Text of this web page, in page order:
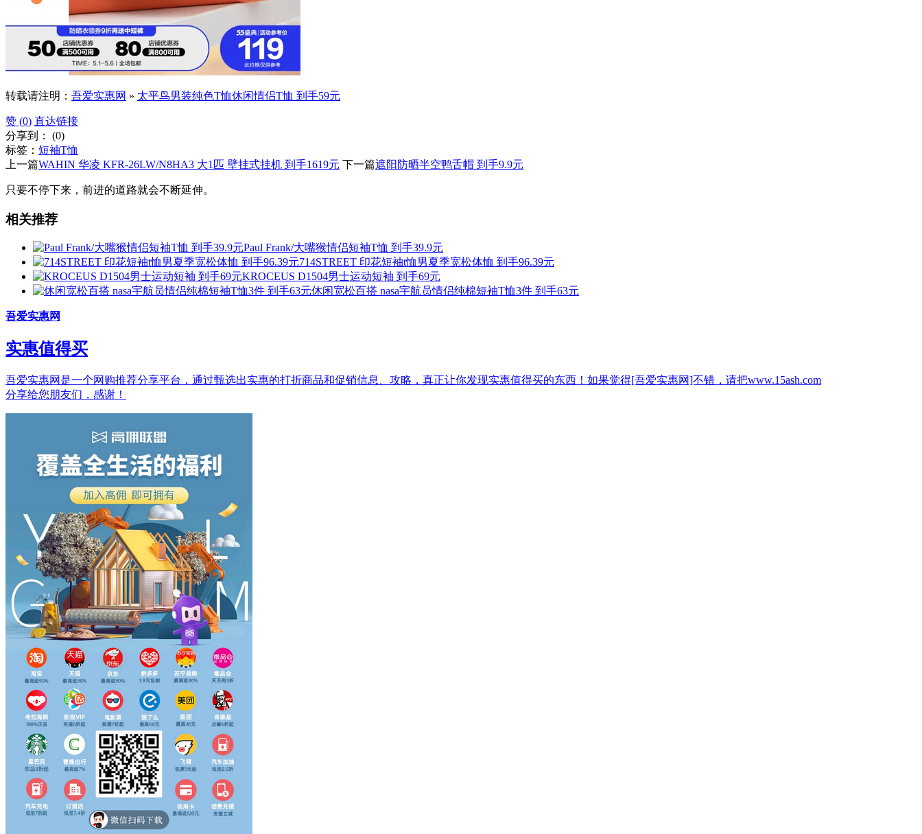
转载请注明： 吾爱实惠网 » 太平鸟男装纯色T恤休闲情侣T恤 到手59元
赞 (0) 直达链接
分享到： (0)
标签： 短袖T恤
上一篇WAHIN 华凌 KFR-26LW/N8HA3 大1匹 壁挂式挂机 到手1619元 下一篇遮阳防晒半空鸭舌帽 到手9.9元
只要不停下来，前进的道路就会不断延伸。
相关推荐
Paul Frank/大嘴猴情侣短袖T恤 到手39.9元
714STREET 印花短袖t恤男夏季宽松体恤 到手96.39元
KROCEUS D1504男士运动短袖 到手69元
休闲宽松百搭 nasa宇航员情侣纯棉短袖T恤3件 到手63元
吾爱实惠网
实惠值得买
吾爱实惠网是一个网购推荐分享平台，通过甄选出实惠的打折商品和促销信息、攻略，真正让你发现实惠值得买的东西！如果觉得[吾爱实惠网]不错，请把www.15ash.com
分享给您朋友们，感谢！